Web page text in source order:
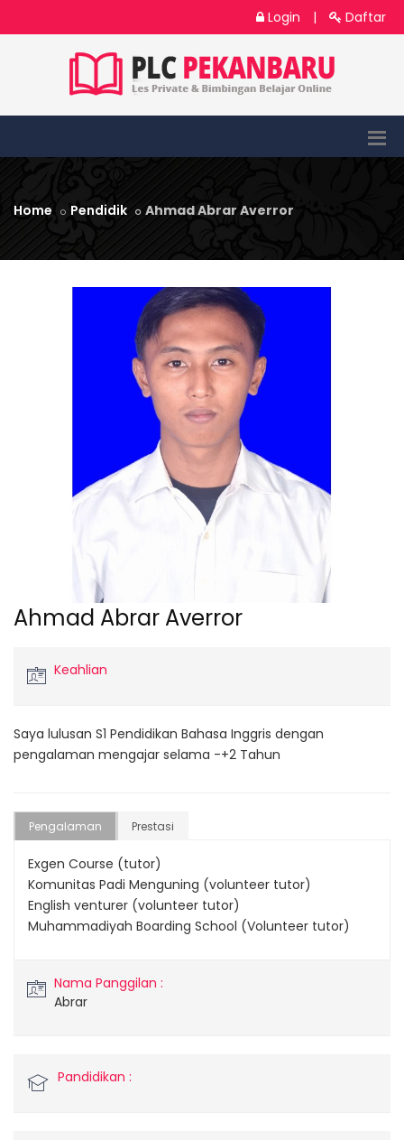
Login | Daftar
Home Pendidik Ahmad Abrar Averror
Ahmad Abrar Averror
Keahlian
Saya lulusan S1 Pendidikan Bahasa Inggris dengan
pengalaman mengajar selama -+2 Tahun
Pengalaman Prestasi
Exgen Course (tutor)
Komunitas Padi Menguning (volunteer tutor)
English venturer (volunteer tutor)
Muhammadiyah Boarding School (Volunteer tutor)
Nama Panggilan :
Abrar
Pandidikan :